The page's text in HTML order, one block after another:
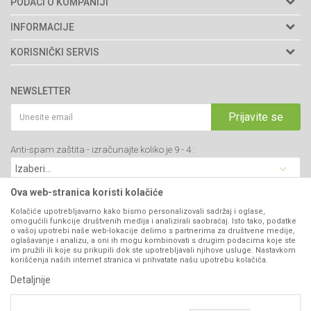
Agromarket doo
Adresa: Kraljevačkog bataljona 235/2
34000 Kragujevac, Srbija
webshop@agromarket.rs
PIB: 102135221
Matični broj: 07593252
INFORMACIJE
O nama
Prodavnice
Brendovi
Katalozi
Blog
Najčešća pitanja
KORISNIČKI SERVIS
Politika privatnosti
Kako kupiti
Isporuka
Click & Collect
Načini plaćanja
Plaćanje karticama
Web kredit Raiffeisen banke
Pravo na odustajanje
Reklamacije
Zamena artikala
NEWSLETTER
Prijavite se
Anti-spam zaštita - izračunajte koliko je 9 - 4 :
VIBER I SMS NEWSLETTER
Prijavite se
PRATITE NAS
Ova web-stranica koristi kolačiće
Kolačiće upotrebljavamo kako bismo personalizovali sadržaj i oglase,
omogućili funkcije društvenih medija i analizirali saobraćaj. Isto tako, podatke
o vašoj upotrebi naše web-lokacije delimo s partnerima za društvene medije,
oglašavanje i analizu, a oni ih mogu kombinovati s drugim podacima koje ste
im pružili ili koje su prikupili dok ste upotrebljavali njihove usluge. Nastavkom
korišćenja naših internet stranica vi prihvatate našu upotrebu kolačića.
Detaljnije